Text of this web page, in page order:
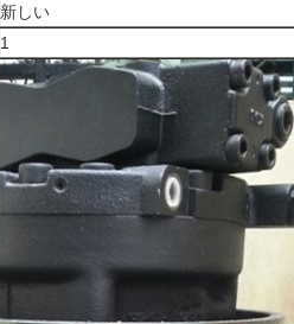
新しい
1